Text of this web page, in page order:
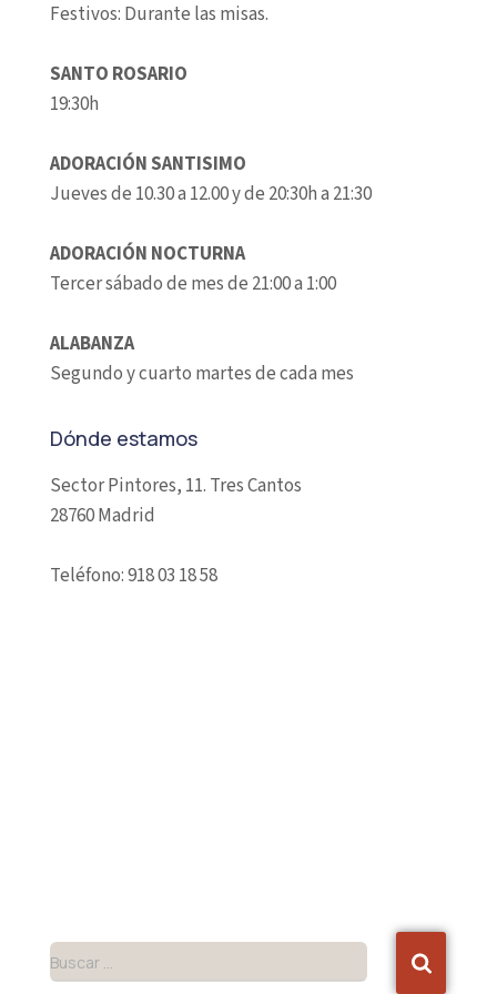
Festivos: Durante las misas.
SANTO ROSARIO
19:30h
ADORACIÓN SANTISIMO
Jueves de 10.30 a 12.00 y de 20:30h a 21:30
ADORACIÓN NOCTURNA
Tercer sábado de mes de 21:00 a 1:00
ALABANZA
Segundo y cuarto martes de cada mes
Dónde estamos
Sector Pintores, 11. Tres Cantos
28760 Madrid
Teléfono: 918 03 18 58
Buscar …